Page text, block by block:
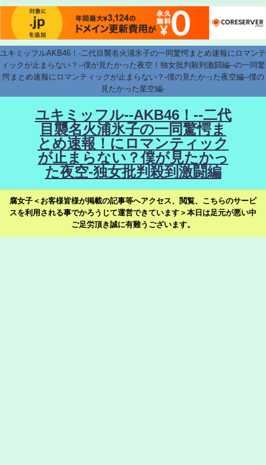
ユキミッフルAKB46！-二代目襲名火浦氷子の一同驚愕まとめ速報にロマンテ
ィックが止まらない？--僕が見たかった夜空！独女批判殺到激闘編--の一同驚
愕まとめ速報にロマンティックが止まらない？-僕の見たかった夜空編--僕の
見たかった星空編-
ユキミッフル--AKB46！--二代
目襲名火浦氷子の一同驚愕ま
とめ速報！にロマンティック
が止まらない？僕が見たかっ
た夜空-独女批判殺到激闘編
腐女子＜お客様皆様が掲載の記事等へアクセス、閲覧、こちらのサービ
スを利用される事でかろうじて運営できています＞本日は足元が悪い中
ご足労頂き誠に有難うございます。